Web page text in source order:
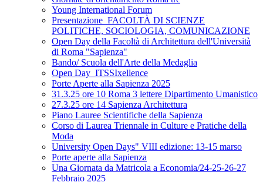
Young International Forum
Presentazione_FACOLTÀ DI SCIENZE
POLITICHE, SOCIOLOGIA, COMUNICAZIONE
Open Day della Facoltà di Architettura dell'Università
di Roma "Sapienza"
Bando/ Scuola dell'Arte della Medaglia
Open Day_ITSSIxellence
Porte Aperte alla Sapienza 2025
31.3.25 ore 10 Roma 3 lettere Dipartimento Umanistico
27.3.25 ore 14 Sapienza Architettura
Piano Lauree Scientifiche della Sapienza
Corso di Laurea Triennale in Culture e Pratiche della
Moda
University Open Days" VIII edizione: 13-15 marso
Porte aperte alla Sapienza
Una Giornata da Matricola a Economia/24-25-26-27
Febbraio 2025